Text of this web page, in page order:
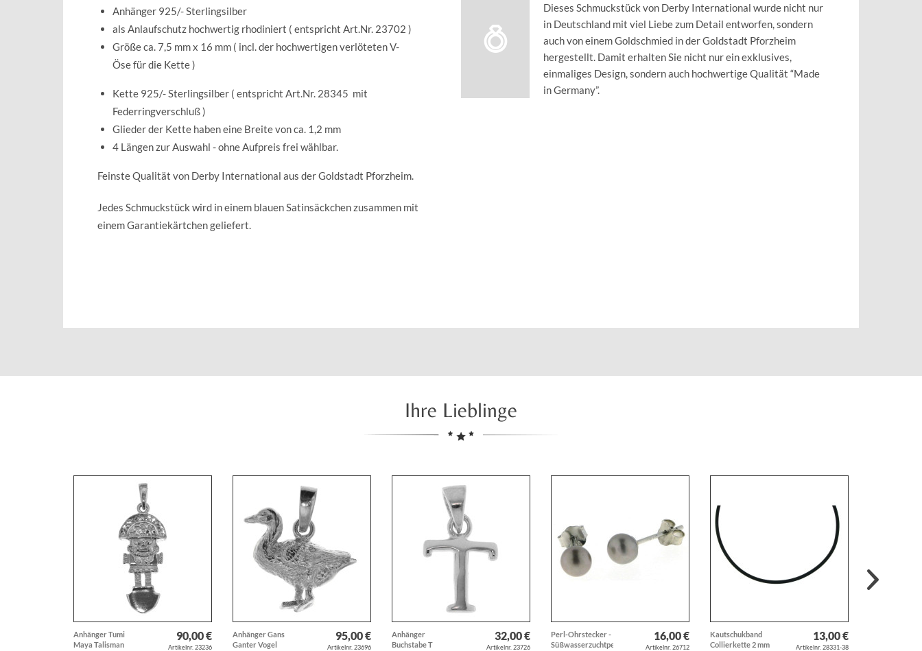
Anhänger 925/- Sterlingsilber
als Anlaufschutz hochwertig rhodiniert ( entspricht Art.Nr. 23702 )
Größe ca. 7,5 mm x 16 mm ( incl. der hochwertigen verlöteten V-
Öse für die Kette )
Kette 925/- Sterlingsilber ( entspricht Art.Nr. 28345 mit
Federringverschluß )
Glieder der Kette haben eine Breite von ca. 1,2 mm
4 Längen zur Auswahl - ohne Aufpreis frei wählbar.
Feinste Qualität von Derby International aus der Goldstadt Pforzheim.
Jedes Schmuckstück wird in einem blauen Satinsäckchen zusammen mit
einem Garantiekärtchen geliefert.
Dieses Schmuckstück von Derby International wurde nicht nur
in Deutschland mit viel Liebe zum Detail entworfen, sondern
auch von einem Goldschmied in der Goldstadt Pforzheim
hergestellt. Damit erhalten Sie nicht nur ein exklusives,
einmaliges Design, sondern auch hochwertige Qualität “Made
in Germany”.
Ihre Lieblinge
Anhänger Tumi
Maya Talisman
90,00 €
Artikelnr. 23236
Anhänger Gans
Ganter Vogel
95,00 €
Artikelnr. 23696
Anhänger
Buchstabe T
32,00 €
Artikelnr. 23726
Perl-Ohrstecker -
Süßwasserzuchtperlen
16,00 €
Artikelnr. 26712
Kautschukband
Collierkette 2 mm
13,00 €
Artikelnr. 28331-38